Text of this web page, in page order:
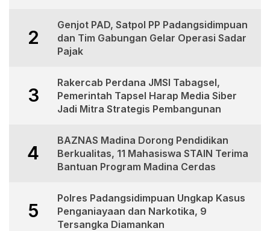
2
Genjot PAD, Satpol PP Padangsidimpuan
dan Tim Gabungan Gelar Operasi Sadar
Pajak
3
Rakercab Perdana JMSI Tabagsel,
Pemerintah Tapsel Harap Media Siber
Jadi Mitra Strategis Pembangunan
4
BAZNAS Madina Dorong Pendidikan
Berkualitas, 11 Mahasiswa STAIN Terima
Bantuan Program Madina Cerdas
5
Polres Padangsidimpuan Ungkap Kasus
Penganiayaan dan Narkotika, 9
Tersangka Diamankan